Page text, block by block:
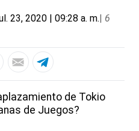
23, 2020 | 09:28 a. m.| 6
de Tokio
de Juegos?